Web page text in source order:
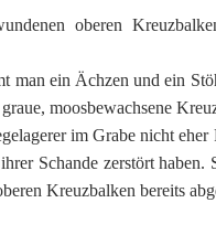
oberen
man ein Ächzen und ein
moosbewachsene
im Grabe nicht
Schande zerstört haben.
Kreuzbalken bereits